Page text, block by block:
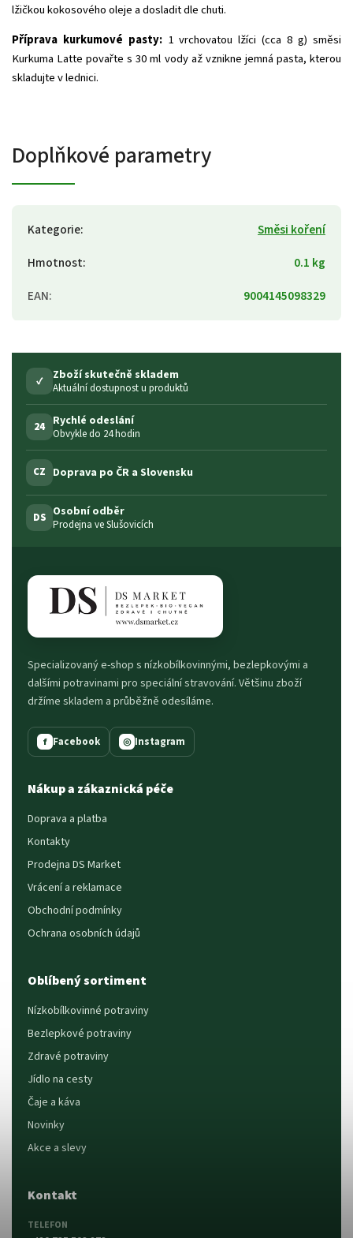
lžičkou kokosového oleje a dosladit dle chuti.
Příprava kurkumové pasty: 1 vrchovatou lžíci (cca 8 g) směsi
Kurkuma Latte povařte s 30 ml vody až vznikne jemná pasta, kterou
skladujte v lednici.
Doplňkové parametry
Kategorie:
Směsi koření
Hmotnost:
0.1 kg
EAN: 9004145098329
✓ Zboží skutečně skladem
Aktuální dostupnost u produktů
24 Rychlé odeslání
Obvykle do 24 hodin
CZ Doprava po ČR a Slovensku
DS Osobní odběr
Prodejna ve Slušovicích
Specializovaný e-shop s nízkobílkovinnými, bezlepkovými a
dalšími potravinami pro speciální stravování. Většinu zboží
držíme skladem a průběžně odesíláme.
f Facebook ◎ Instagram
Nákup a zákaznická péče
Doprava a platba
Kontakty
Prodejna DS Market
Vrácení a reklamace
Obchodní podmínky
Ochrana osobních údajů
Oblíbený sortiment
Nízkobílkovinné potraviny
Bezlepkové potraviny
Zdravé potraviny
Jídlo na cesty
Čaje a káva
Novinky
Akce a slevy
Kontakt
TELEFON